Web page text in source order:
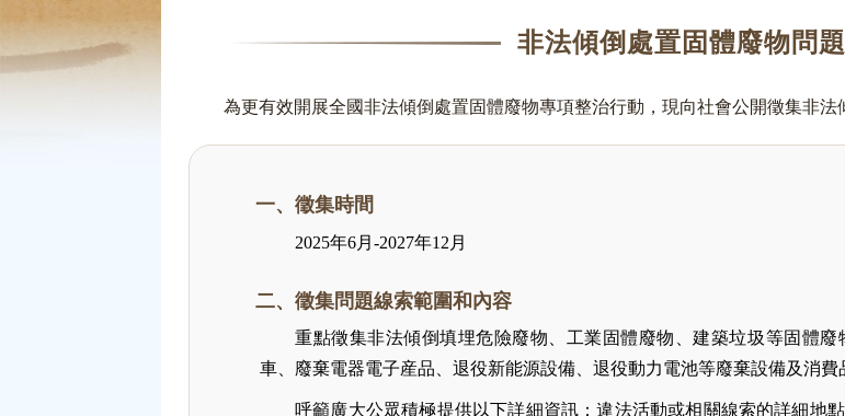
非法傾倒處置固體廢物問
為更有效開展全國非法傾倒處置固體廢物專項整治行動，現向社會公開徵集非法
一、徵集時間
2025年6月-2027年12月
二、徵集問題線索範圍和內容
重點徵集非法傾倒填埋危險廢物、工業固體廢物、建築垃圾等固體
車、廢棄電器電子産品、退役新能源設備、退役動力電池等廢棄設備及消費
呼籲廣大公眾積極提供以下詳細資訊：違法活動或相關線索的詳細地